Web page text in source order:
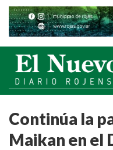
Continúa la
Maikan en el